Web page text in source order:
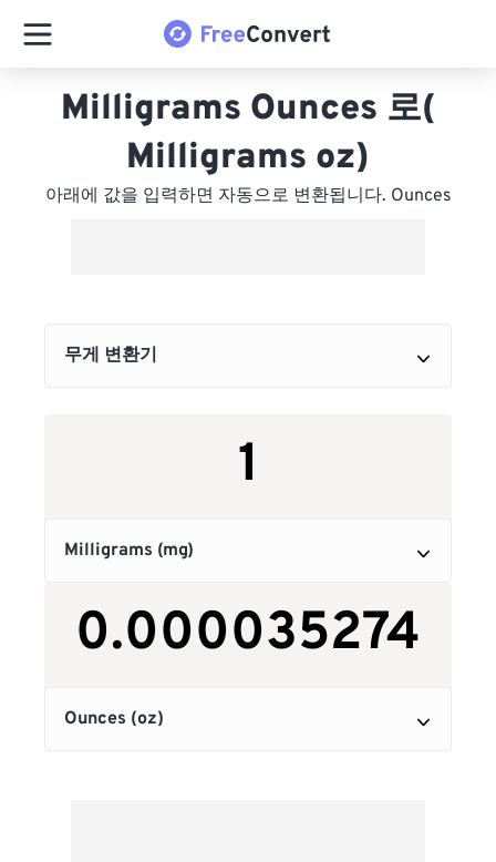
Milligrams Ounces 로(
Milligrams oz)
아래에 값을 입력하면 자동으로 변환됩니다. Ounces